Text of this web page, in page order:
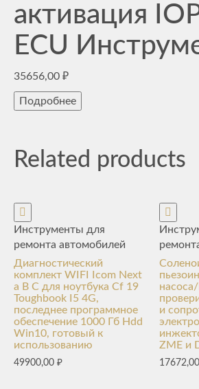
активация
ECU
35656,00 ₽
Подробнее
Related products
Инструменты для
ремонта автомобилей
Диагностический
комплект WIFI Icom Next
a B C для ноутбука Cf 19
Toughbook I5 4G,
последнее программное
обеспечение 1000 Гб Hdd
Win10, готовый к
использованию
49900,00 ₽
и
ZME и